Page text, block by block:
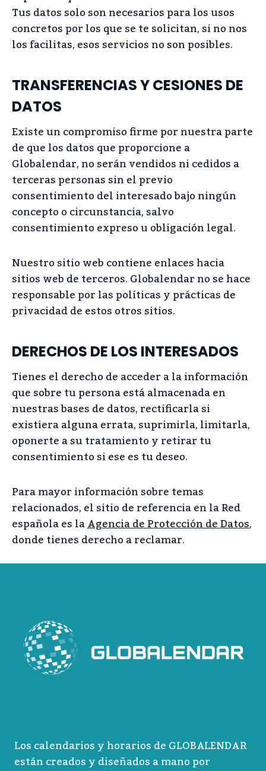
Tus datos solo son necesarios para los usos
concretos por los que se te solicitan, si no nos
los facilitas, esos servicios no son posibles.
TRANSFERENCIAS Y CESIONES DE
DATOS
Existe un compromiso firme por nuestra parte
de que los datos que proporcione a
Globalendar, no serán vendidos ni cedidos a
terceras personas sin el previo
consentimiento del interesado bajo ningún
concepto o circunstancia, salvo
consentimiento expreso u obligación legal.
Nuestro sitio web contiene enlaces hacia
sitios web de terceros. Globalendar no se hace
responsable por las políticas y prácticas de
privacidad de estos otros sitios.
DERECHOS DE LOS INTERESADOS
Tienes el derecho de acceder a la información
que sobre tu persona está almacenada en
nuestras bases de datos, rectificarla si
existiera alguna errata, suprimirla, limitarla,
oponerte a su tratamiento y retirar tu
consentimiento si ese es tu deseo.
Para mayor información sobre temas
relacionados, el sitio de referencia en la Red
española es laAgencia de Protección de Datos,
donde tienes derecho a reclamar.
Los calendarios y horarios de GLOBALENDAR
están creados y diseñados a mano por